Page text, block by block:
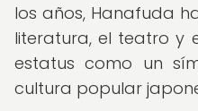
los años, Hanafuda
literatura, el teatro y
estatus como un
cultura popular